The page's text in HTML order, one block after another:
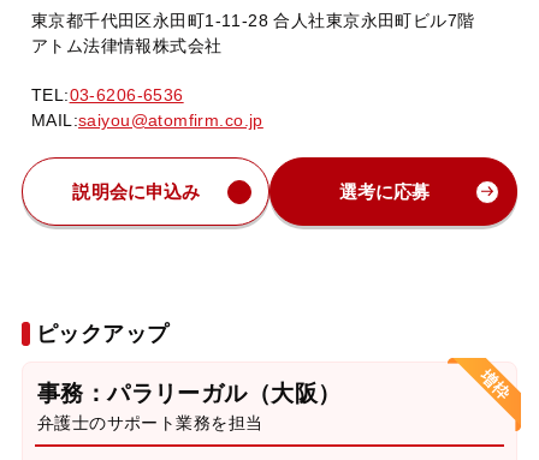
東京都千代田区永田町1-11-28 合人社東京永田町ビル7階
アトム法律情報株式会社
TEL:03-6206-6536
MAIL:saiyou@atomfirm.co.jp
説明会に申込み 選考に応募
ピックアップ
事務：パラリーガル（大阪）
弁護士のサポート業務を担当